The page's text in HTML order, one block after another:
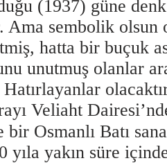
(1937) güne
sembolik olsun
hatta bir buçuk
unutmuş olanlar
Hatırlayanlar
Veliaht
bir Osmanlı Batı
yıla yakın süre